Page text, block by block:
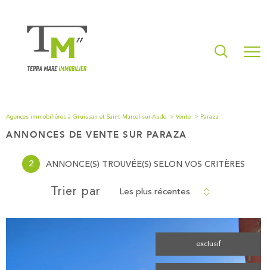
Agences immobilières à Gruissan et Saint-Marcel-sur-Aude Vente Paraza
ANNONCES DE VENTE SUR PARAZA
2 ANNONCE(S) TROUVÉE(S) SELON VOS CRITÈRES
Trier par Les plus récentes
exclusif